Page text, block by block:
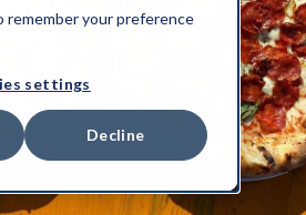
remember your preference
settings
Decline